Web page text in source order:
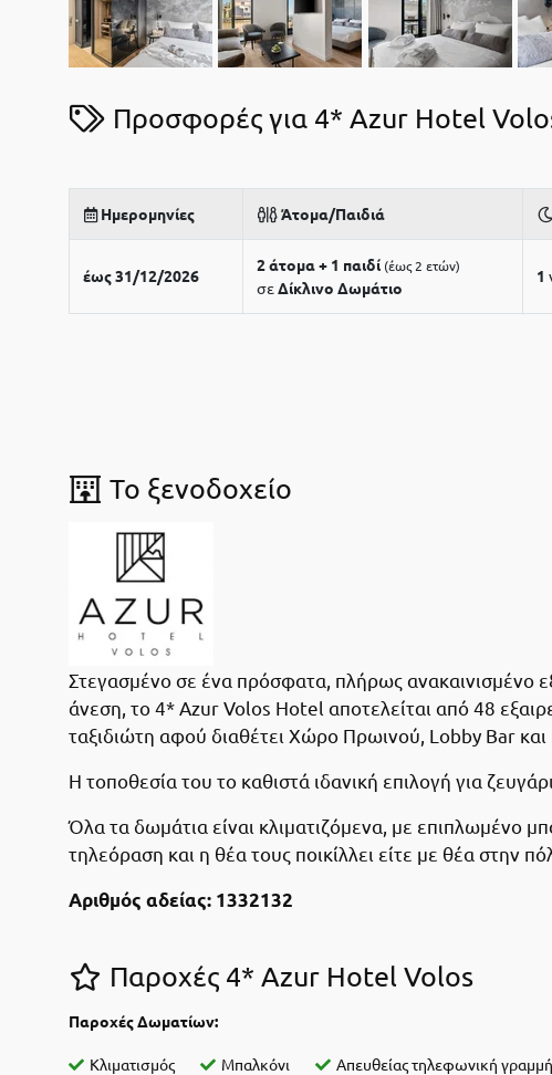
Προσφορές για 4* Azur Hotel
Ημερομηνίες Άτομα/Παιδιά
έως 31/12/2026
2 άτομα + 1 παιδί έως 2 ετών
σεΔίκλινο Δωμάτιο
1
To ξενοδοχείο
Στεγασμένο σε ένα πρόσφατα, πλήρως ανακαινισμένο
άνεση, το 4* Azur Volos Hotel αποτελείται από 48
ταξιδιώτη αφού διαθέτει Χώρο Πρωινού, Lobby Bar και
Η τοποθεσία του το καθιστά ιδανική επιλογή για
Όλα τα δωμάτια είναι κλιματιζόμενα, με επιπλωμένο
τηλεόραση και η θέα τους ποικίλλει είτε με θέα στην
Αριθμός αδείας: 1332132
Παροχές 4* Azur Hotel Volos
Παροχές Δωματίων:
Κλιματισμός Μπαλκόνι Απευθείας τηλεφωνική γραμμή